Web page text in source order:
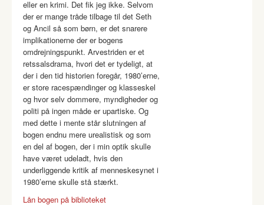
eller en krimi. Det fik jeg ikke. Selvom
der er mange tråde tilbage til det Seth
og Ancil så som børn, er det snarere
implikationerne der er bogens
omdrejningspunkt. Arvestriden er et
retssalsdrama, hvori det er tydeligt, at
der i den tid historien foregår, 1980’erne,
er store racespændinger og klasseskel
og hvor selv dommere, myndigheder og
politi på ingen måde er upartiske. Og
med dette i mente står slutningen af
bogen endnu mere urealistisk og som
en del af bogen, der i min optik skulle
have været udeladt, hvis den
underliggende kritik af menneskesynet i
1980’erne skulle stå stærkt.
Lån bogen på biblioteket